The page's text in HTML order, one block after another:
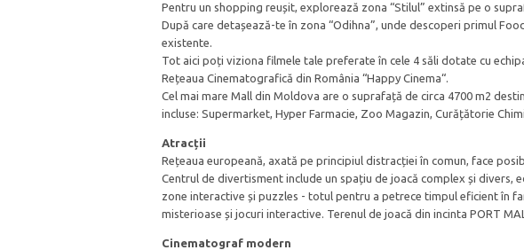
Pentru un shopping reușit, explorează zona “Stilul” extinsă pe o
După care detașează-te în zona “Odihna”, unde descoperi primul
existente.
Tot aici poți viziona filmele tale preferate în cele 4 săli dotate cu
Rețeaua Cinematografică din România “Happy Cinema“.
Cel mai mare Mall din Moldova are o suprafață de circa 4700 m2
incluse: Supermarket, Hyper Farmacie, Zoo Magazin, Curățătorie
Atracții
Rețeaua europeană, axată pe principiul distracției în comun, face
Centrul de divertisment include un spațiu de joacă complex și divers,
zone interactive și puzzles - totul pentru a petrece timpul eficient în
misterioase și jocuri interactive. Terenul de joacă din incinta PORT
Cinematograf modern